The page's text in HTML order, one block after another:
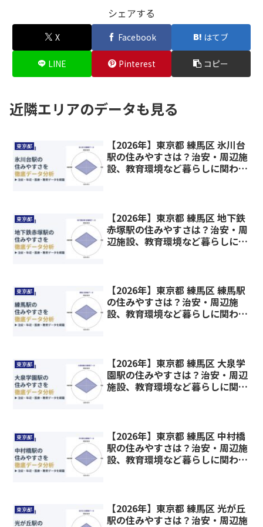
シェアする
X Facebook はてブ
LINE Pinterest コピー
近隣エリアのデータも見る
東京都
【2026年】東京都 練馬区 氷川台
駅の住みやすさは？治安・周辺施
設、教育環境など暮らしに関わる
東京都
【2026年】東京都 練馬区 地下鉄
赤塚駅の住みやすさは？治安・周
辺施設、教育環境など暮らしに関
東京都
【2026年】東京都 練馬区 練馬駅
の住みやすさは？治安・周辺施
設、教育環境など暮らしに関わる
東京都
【2026年】東京都 練馬区 大泉学
園駅の住みやすさは？治安・周辺
施設、教育環境など暮らしに関わ
東京都
【2026年】東京都 練馬区 中村橋
駅の住みやすさは？治安・周辺施
設、教育環境など暮らしに関わる
東京都
【2026年】東京都 練馬区 光が丘
駅の住みやすさは？治安・周辺施